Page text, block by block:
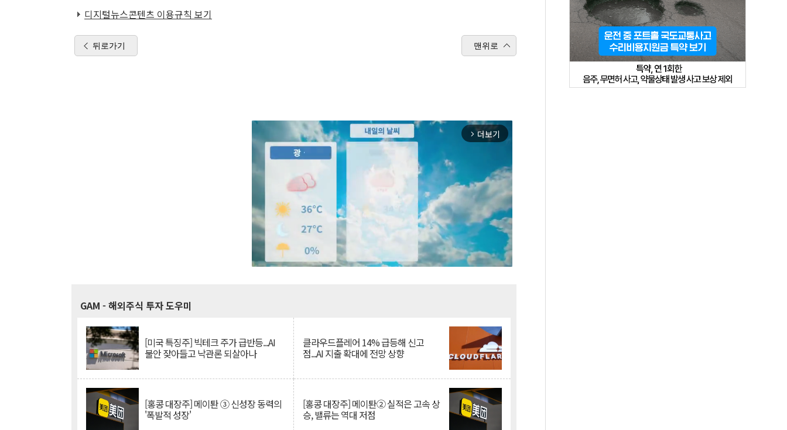
디지털뉴스콘텐츠 이용규칙 보기
뒤로가기 맨위로
arrow_forward_ios 더보기
GAM - 해외주식 투자 도우미
[미국 특징주] 빅테크 주가 급반등...AI
불안 잦아들고 낙관론 되살아나
클라우드플레어 14% 급등해 신고
점...AI 지출 확대에 전망 상향
[홍콩 대장주] 메이퇀 ③ 신성장 동력의
'폭발적 성장'
[홍콩 대장주] 메이퇀② 실적은 고속 상
승, 밸류는 역대 저점